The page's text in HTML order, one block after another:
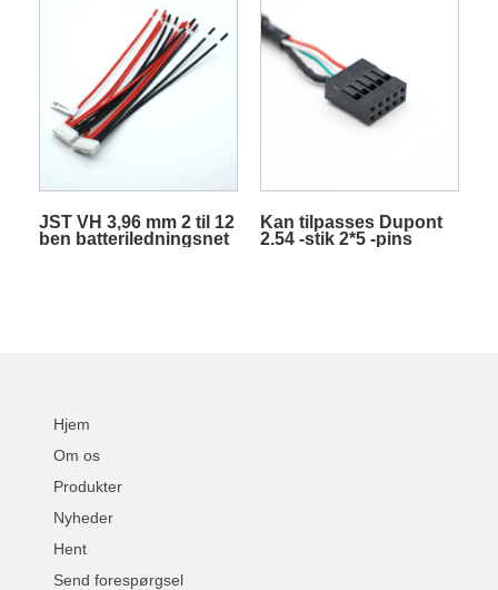
elektrisk kabel
JST VH 3,96 mm 2 til 12
ben batteriledningsnet
Kan tilpasses Dupont
2.54 -stik 2*5 -pins
Hjem
Om os
Produkter
Nyheder
Hent
Send forespørgsel